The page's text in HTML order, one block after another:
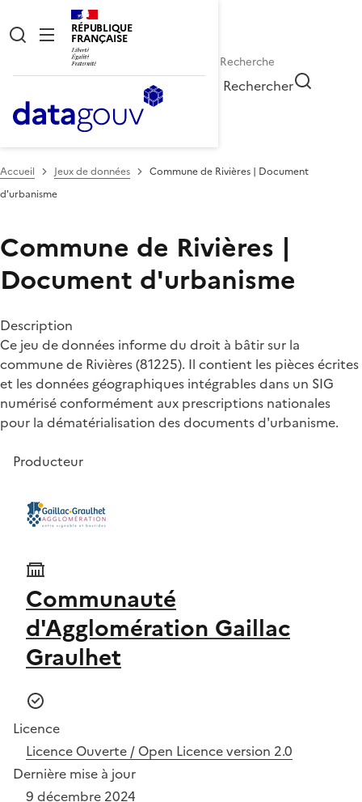
RÉPUBLIQUE
FRANÇAISE
Rechercher
Accueil Jeux de données
Commune de Rivières | Document
d'urbanisme
Commune de Rivières |
Document d'urbanisme
Description
Ce jeu de données informe du droit à bâtir sur la
commune de Rivières (81225). Il contient les pièces écrites
et les données géographiques intégrables dans un SIG
numérisé conformément aux prescriptions nationales
pour la dématérialisation des documents d'urbanisme.
Producteur
Communauté
d'Agglomération Gaillac
Graulhet
Licence
Licence Ouverte / Open Licence version 2.0
Dernière mise à jour
9 décembre 2024